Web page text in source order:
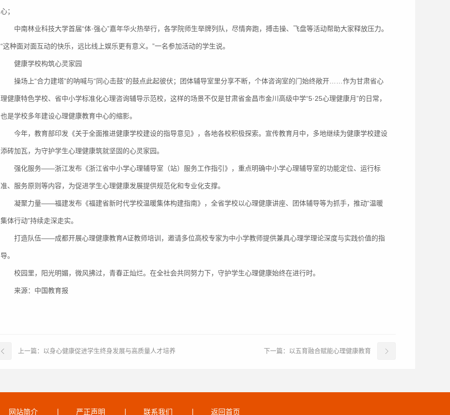
心；
中南林业科技大学首届“体·强心”嘉年华火热举行，各学院师生举牌列队，尽情奔跑，搏击操、飞盘等活动帮助大家释放压力。
“这种面对面互动的快乐，远比线上娱乐更有意义。”一名参加活动的学生说。
健康学校构筑心灵家园
操场上“合力建塔”的呐喊与“同心击鼓”的鼓点此起彼伏；团体辅导室里分享不断，个体咨询室的门始终敞开……作为甘肃省心
理健康特色学校、省中小学标准化心理咨询辅导示范校，这样的场景不仅是甘肃省金昌市金川高级中学“5·25心理健康月”的日常，
也是学校多年建设心理健康教育中心的缩影。
今年，教育部印发《关于全面推进健康学校建设的指导意见》，各地各校积极探索。宣传教育月中，多地继续为健康学校建设
添砖加瓦，为守护学生心理健康筑就坚固的心灵家园。
强化服务——浙江发布《浙江省中小学心理辅导室（站）服务工作指引》，重点明确中小学心理辅导室的功能定位、运行标
准、服务原则等内容，为促进学生心理健康发展提供规范化和专业化支撑。
凝聚力量——福建发布《福建省新时代学校温暖集体构建指南》，全省学校以心理健康讲座、团体辅导等为抓手，推动“温暖
集体行动”持续走深走实。
打造队伍——成都开展心理健康教育A证教师培训，邀请多位高校专家为中小学教师提供兼具心理学理论深度与实践价值的指
导。
校园里，阳光明媚，微风拂过，青春正灿烂。在全社会共同努力下，守护学生心理健康始终在进行时。
来源：中国教育报
上一篇： 以身心健康促进学生终身发展与高质量人才培养 下一篇： 以五育融合赋能心理健康教育
网站简介 严正声明 联系我们 返回首页